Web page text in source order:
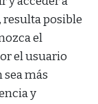
resulta posible
el
el usuario
más
y